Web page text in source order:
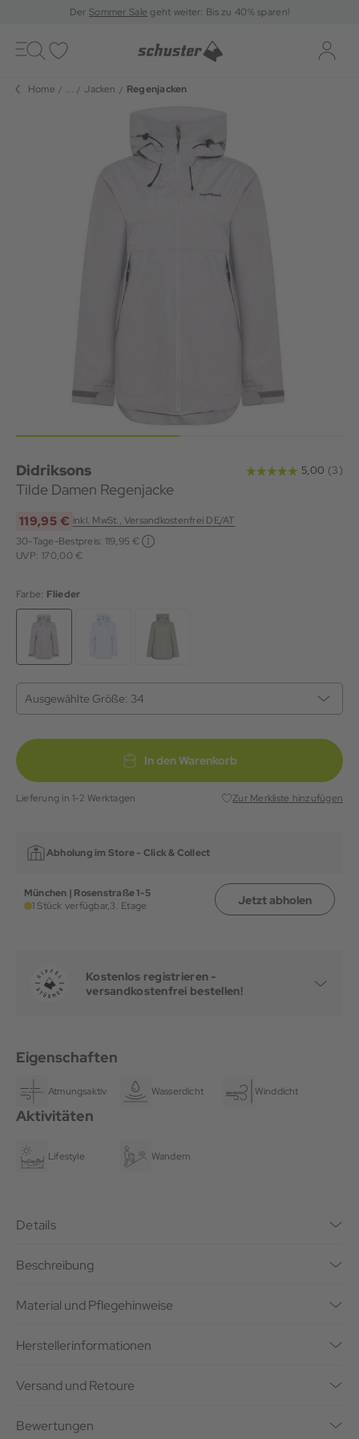
DerSommer Sale geht weiter: Bis zu 40% sparen!
Toggle
navigation
Home ... Jacken Regenjacken
Didriksons
Tilde Damen Regenjacke
119,95 € inkl. MwSt., Versandkostenfrei DE/AT
30-Tage-Bestpreis: 119,95 €
UVP: 170,00 €
Farbe: Flieder
Ausgewählte Größe: 34
In den Warenkorb
Lieferung in 1-2 Werktagen Zur Merkliste hinzufügen
Abholung im Store - Click & Collect
München | Rosenstraße 1-5
1 Stück verfügbar,3. Etage Jetzt abholen
Kostenlos registrieren -
versandkostenfrei bestellen!
Eigenschaften
Atmungsaktiv Wasserdicht Winddicht
Aktivitäten
Lifestyle Wandern
Details
Beschreibung
Material und Pflegehinweise
Herstellerinformationen
Versand und Retoure
Bewertungen